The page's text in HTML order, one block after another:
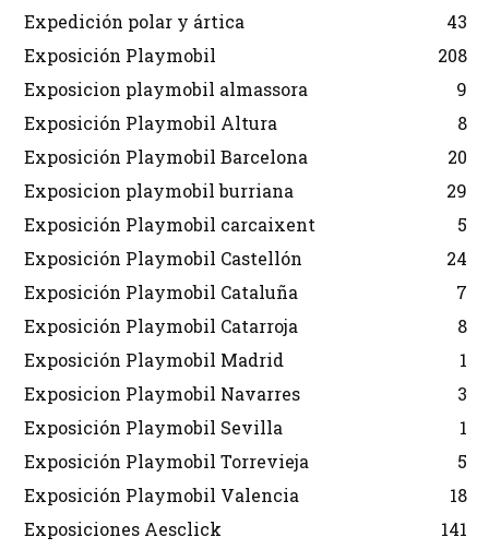
Expedición polar y ártica
43
Exposición Playmobil
208
Exposicion playmobil almassora
9
Exposición Playmobil Altura
8
Exposición Playmobil Barcelona
20
Exposicion playmobil burriana
29
Exposición Playmobil carcaixent
5
Exposición Playmobil Castellón
24
Exposición Playmobil Cataluña
7
Exposición Playmobil Catarroja
8
Exposición Playmobil Madrid
1
Exposicion Playmobil Navarres
3
Exposición Playmobil Sevilla
1
Exposición Playmobil Torrevieja
5
Exposición Playmobil Valencia
18
Exposiciones Aesclick
141